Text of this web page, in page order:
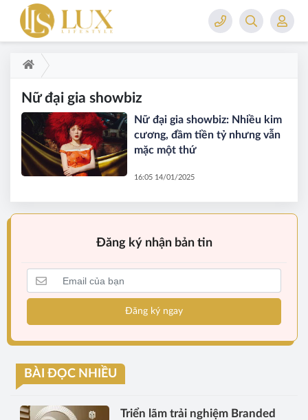
Nữ đại gia showbiz
Nữ đại gia showbiz: Nhiều kim
cương, đầm tiền tỷ nhưng vẫn
mặc một thứ
16:05 14/01/2025
Đăng ký nhận bản tin
Đăng ký ngay
BÀI ĐỌC NHIỀU
Triển lãm trải nghiệm Branded